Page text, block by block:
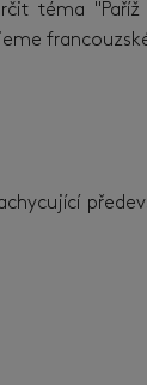
téma